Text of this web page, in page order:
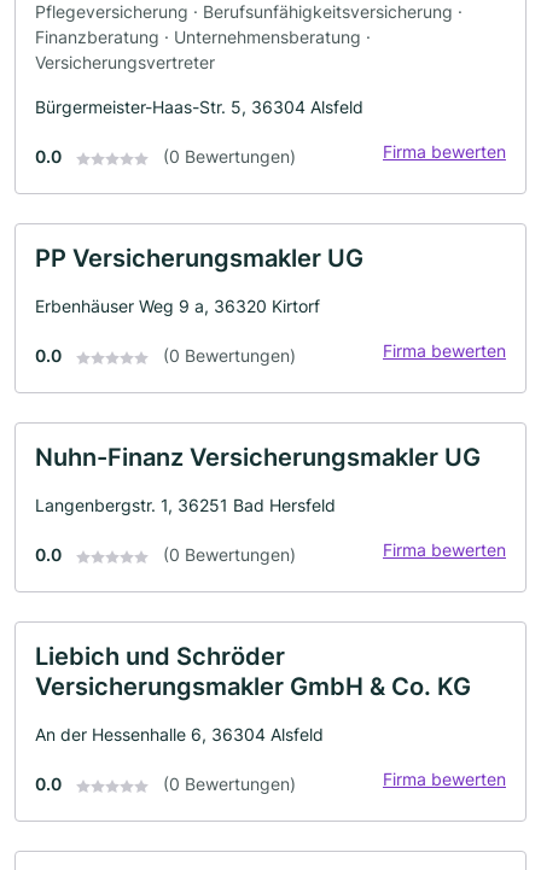
Pflegeversicherung · Berufsunfähigkeitsversicherung ·
Finanzberatung · Unternehmensberatung ·
Versicherungsvertreter
Bürgermeister-Haas-Str. 5, 36304 Alsfeld
0.0 (0 Bewertungen) Firma bewerten
PP Versicherungsmakler UG
Erbenhäuser Weg 9 a, 36320 Kirtorf
0.0 (0 Bewertungen) Firma bewerten
Nuhn-Finanz Versicherungsmakler UG
Langenbergstr. 1, 36251 Bad Hersfeld
0.0 (0 Bewertungen) Firma bewerten
Liebich und Schröder
Versicherungsmakler GmbH & Co. KG
An der Hessenhalle 6, 36304 Alsfeld
0.0 (0 Bewertungen) Firma bewerten